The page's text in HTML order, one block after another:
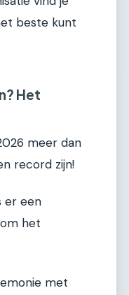
beste kunt
Het
meer dan
record zijn!
er een
het
met